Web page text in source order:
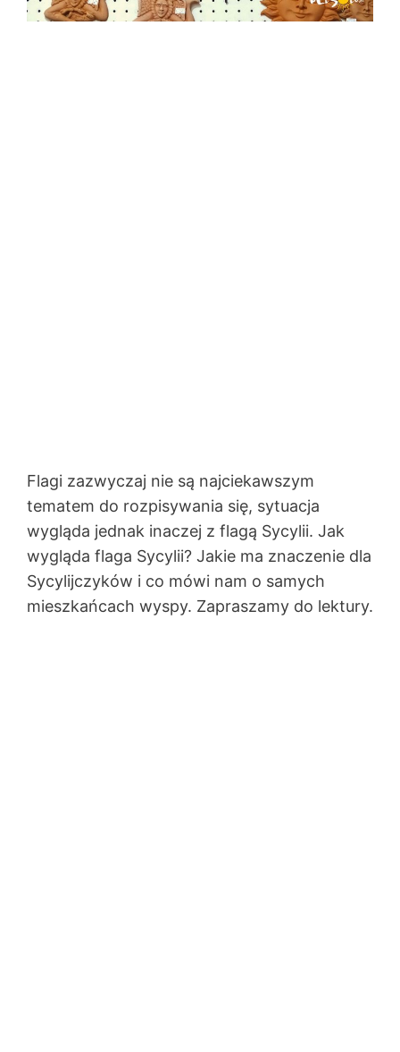
Flagi zazwyczaj nie są najciekawszym
tematem do rozpisywania się, sytuacja
wygląda jednak inaczej z flagą Sycylii. Jak
wygląda flaga Sycylii? Jakie ma znaczenie dla
Sycylijczyków i co mówi nam o samych
mieszkańcach wyspy. Zapraszamy do lektury.